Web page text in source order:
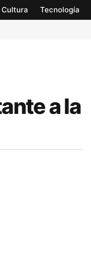
Cultura Tecnología
a la